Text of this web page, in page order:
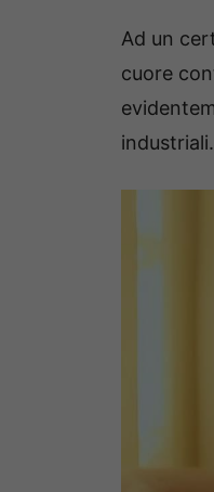
Ad un
cuore
industriali.